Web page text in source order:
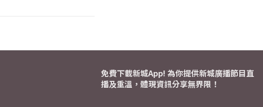
免費下載新城App! 為你提供新城廣播節目直
播及重溫，體現資訊分享無界限！